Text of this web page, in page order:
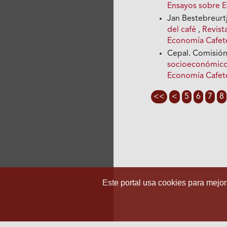
Ensayos sobre
Jan
del café ,
Economía
Cepal.
Economía
<< < 5 6 7 8
Este portal usa cookies para